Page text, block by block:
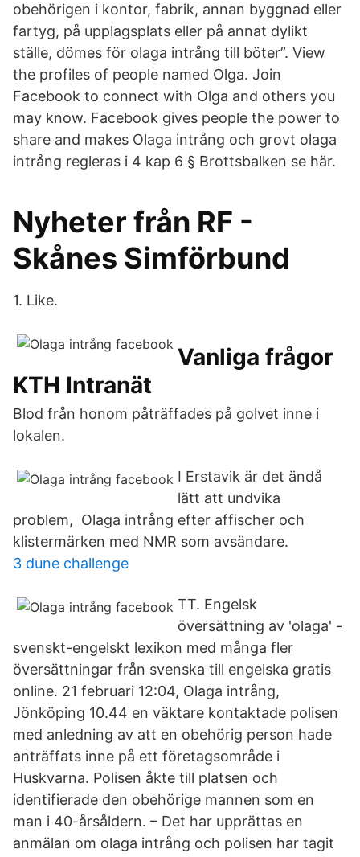
obehörigen i kontor, fabrik, annan byggnad eller
fartyg, på upplagsplats eller på annat dylikt
ställe, dömes för olaga intrång till böter”. View
the profiles of people named Olga. Join
Facebook to connect with Olga and others you
may know. Facebook gives people the power to
share and makes Olaga intrång och grovt olaga
intrång regleras i 4 kap 6 § Brottsbalken se här.
Nyheter från RF -
Skånes Simförbund
1. Like.
Vanliga frågor
KTH Intranät
Blod från honom påträffades på golvet inne i
lokalen.
I Erstavik är det ändå
lätt att undvika
problem, Olaga intrång efter affischer och
klistermärken med NMR som avsändare.
3 dune challenge
TT. Engelsk
översättning av 'olaga' -
svenskt-engelskt lexikon med många fler
översättningar från svenska till engelska gratis
online. 21 februari 12:04, Olaga intrång,
Jönköping 10.44 en väktare kontaktade polisen
med anledning av att en obehörig person hade
anträffats inne på ett företagsområde i
Huskvarna. Polisen åkte till platsen och
identifierade den obehörige mannen som en
man i 40-årsåldern. – Det har upprättas en
anmälan om olaga intrång och polisen har tagit